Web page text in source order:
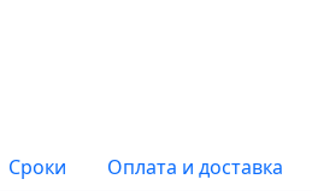
Сроки Оплата и доставка